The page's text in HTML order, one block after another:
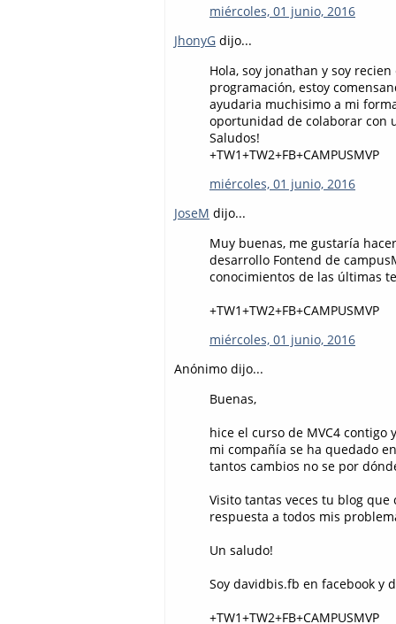
miércoles, 01 junio, 2016
JhonyG dijo...
Hola, soy jonathan y soy
programación, estoy
ayudaria muchisimo a mi
oportunidad de colaborar con
Saludos!
+TW1+TW2+FB+CAMPUSMVP
miércoles, 01 junio, 2016
JoseM dijo...
Muy buenas, me gustaría
desarrollo Fontend de
conocimientos de las últimas
+TW1+TW2+FB+CAMPUSMVP
miércoles, 01 junio, 2016
Anónimo dijo...
Buenas,
hice el curso de MVC4 contigo
mi compañía se ha quedado
tantos cambios no se por
Visito tantas veces tu blog
respuesta a todos mis
Un saludo!
Soy davidbis.fb en facebook y
+TW1+TW2+FB+CAMPUSMVP